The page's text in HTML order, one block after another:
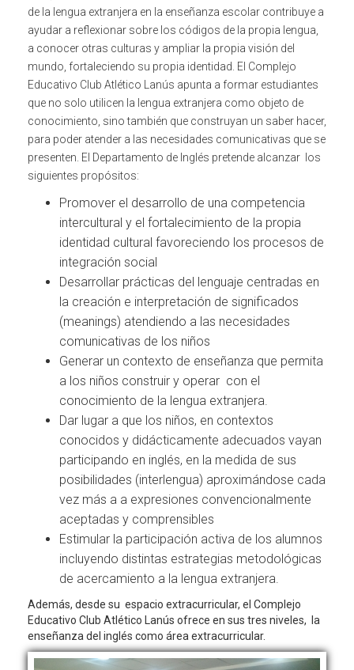
de la lengua extranjera en la enseñanza escolar contribuye a
ayudar a reflexionar sobre los códigos de la propia lengua,
a conocer otras culturas y ampliar la propia visión del
mundo, fortaleciendo su propia identidad. El Complejo
Educativo Club Atlético Lanús apunta a formar estudiantes
que no solo utilicen la lengua extranjera como objeto de
conocimiento, sino también que construyan un saber hacer,
para poder atender a las necesidades comunicativas que se
presenten. El Departamento de Inglés pretende alcanzar los
siguientes propósitos:
Promover el desarrollo de una competencia
intercultural y el fortalecimiento de la propia
identidad cultural favoreciendo los procesos de
integración social
Desarrollar prácticas del lenguaje centradas en
la creación e interpretación de significados
(meanings) atendiendo a las necesidades
comunicativas de los niños
Generar un contexto de enseñanza que permita
a los niños construir y operar con el
conocimiento de la lengua extranjera.
Dar lugar a que los niños, en contextos
conocidos y didácticamente adecuados vayan
participando en inglés, en la medida de sus
posibilidades (interlengua) aproximándose cada
vez más a a expresiones convencionalmente
aceptadas y comprensibles
Estimular la participación activa de los alumnos
incluyendo distintas estrategias metodológicas
de acercamiento a la lengua extranjera.
Además, desde su espacio extracurricular, el Complejo
Educativo Club Atlético Lanús ofrece en sus tres niveles, la
enseñanza del inglés como área extracurricular.